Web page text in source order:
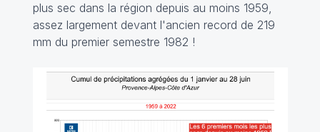
plus sec dans la région depuis au moins 1959,
assez largement devant l'ancien record de 219
mm du premier semestre 1982 !